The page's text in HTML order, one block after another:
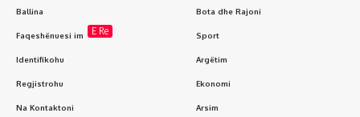
Ballina
Faqeshënuesi im E Re
Identifikohu
Regjistrohu
Na Kontaktoni
Bota dhe Rajoni
Sport
Argëtim
Ekonomi
Arsim